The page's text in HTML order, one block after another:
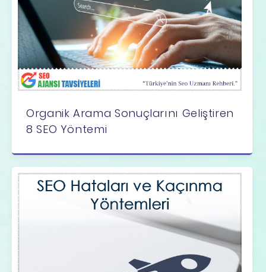
Organik Arama Sonuçlarını Geliştiren
8 SEO Yöntemi